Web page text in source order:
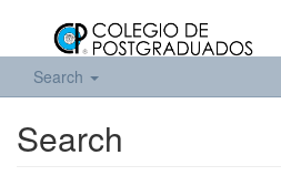
Search
Search